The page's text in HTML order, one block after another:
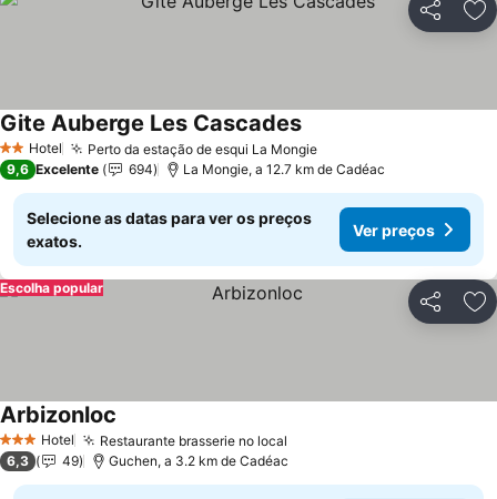
Partilhar
2 Estrelas
Hotel Perto da estação de esqui La MongieVer preços
Gite Auberge Les CascadesVer preços
9,6 Excelente 694 La Mongie, a 12.7 km de Cadéac
Selecione as datas para ver os preços
exatos.
Ver preços
Partilhar
Escolha popular
3 EstrelasHotel Restaurante brasserie no local
Arbizonloc
6,3 49 Guchen, a 3.2 km de Cadéac